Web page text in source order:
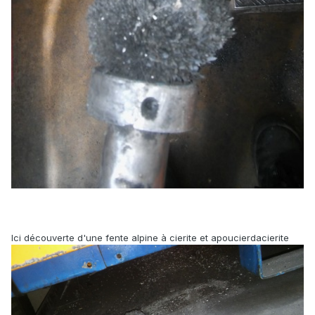
Ici découverte d'une fente alpine à cierite et apoucierdacierite